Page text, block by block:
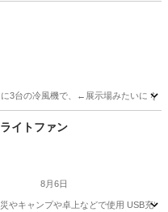
台の冷風機で、←展示場みたいに な
家電
イトファン
8月6日
やキャンプや卓上などで使用 USB充